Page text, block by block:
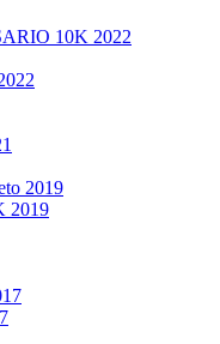
10K 2022
2019
2019